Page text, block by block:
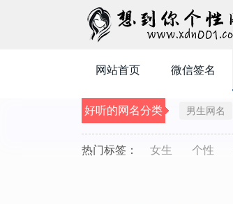
网站首页 微信签名
好听的网名分类 男生网名
热门标签： 女生 个性